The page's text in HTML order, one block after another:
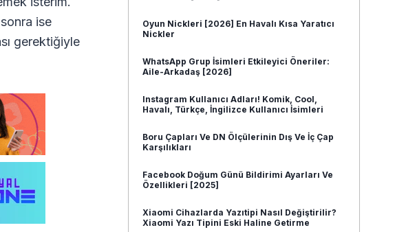
ise
gerektiğiyle
Oyun Nickleri [2026] En Havalı Kısa Yaratıcı
Nickler
WhatsApp Grup İsimleri Etkileyici Öneriler:
Aile-Arkadaş [2026]
Instagram Kullanıcı Adları! Komik, Cool,
Havalı, Türkçe, İngilizce Kullanıcı İsimleri
Boru Çapları Ve DN Ölçülerinin Dış Ve İç Çap
Karşılıkları
Facebook Doğum Günü Bildirimi Ayarları Ve
Özellikleri [2025]
Xiaomi Cihazlarda Yazıtipi Nasıl Değiştirilir?
Xiaomi Yazı Tipini Eski Haline Getirme